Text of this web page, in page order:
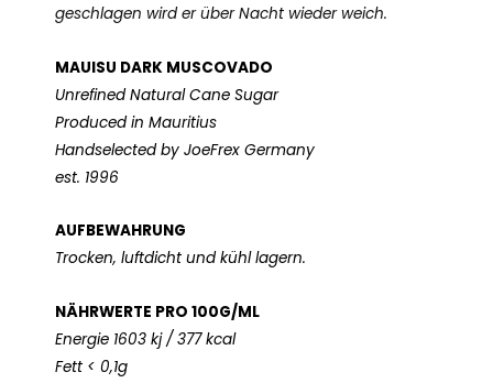
geschlagen wird er über Nacht wieder weich.
MAUISU DARK MUSCOVADO
Unrefined Natural Cane Sugar
Produced in Mauritius
Handselected by JoeFrex Germany
est. 1996
AUFBEWAHRUNG
Trocken, luftdicht und kühl lagern.
NÄHRWERTE PRO 100G/ML
Energie 1603 kj / 377 kcal
Fett < 0,1g